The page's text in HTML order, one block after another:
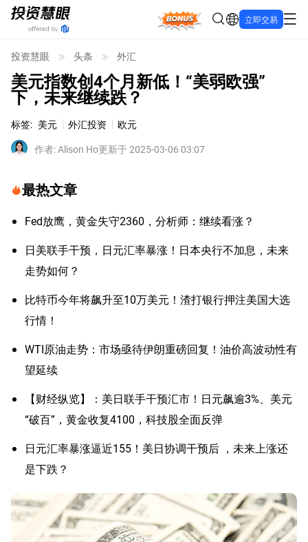
Bonus 立即交易
投资慧眼 头条 外汇
美元指数创4个月新低！“美弱欧强”
下，未来继续跌？
标签: 美元 外汇投资
欧元
作者:Alison Ho更新于 2025-03-06 03:07
最热文章
Fed放鹰，黄金失守2360，分析师：继续看涨？
日美联手干预，日元汇率暴涨！日本央行不加息，未来
走势如何？
比特币今年将飙升至10万美元！渣打银行押注美国大选
行情！
WTI原油走势：市场亟待伊朗重磅回复！油价高波动性有
望延续
【财经纵览】：美日联手干预汇市！日元飙逾3%、美元
“破百”，黄金收复4100，科技股全面反弹
日元汇率暴涨逼近155！美日协调干预后 ，未来上涨还
是下跌？